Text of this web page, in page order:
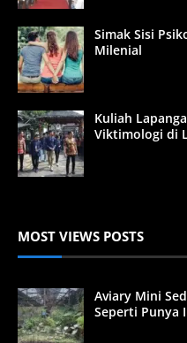
Simak Sisi
Milenial
Kuliah
Viktimologi di
MOST VIEWS POSTS
Aviary Mini
Seperti Punya